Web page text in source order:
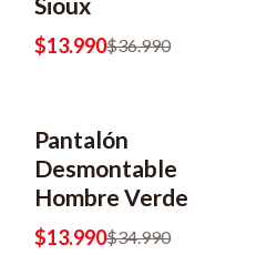
$13.990$36.990
-60% OFF
Pantalón
Desmontable
Hombre Verde
$13.990$34.990